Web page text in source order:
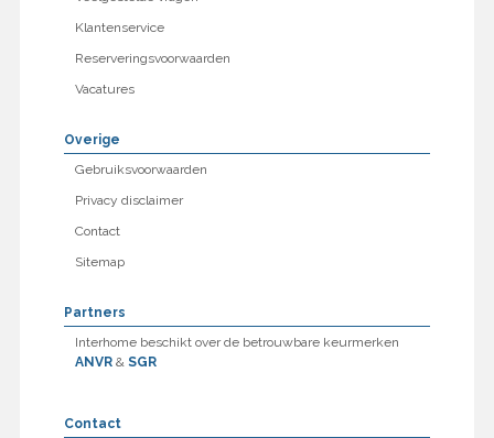
Klantenservice
Reserveringsvoorwaarden
Vacatures
Overige
Gebruiksvoorwaarden
Privacy disclaimer
Contact
Sitemap
Partners
Interhome beschikt over de betrouwbare keurmerken
ANVR& SGR
Contact